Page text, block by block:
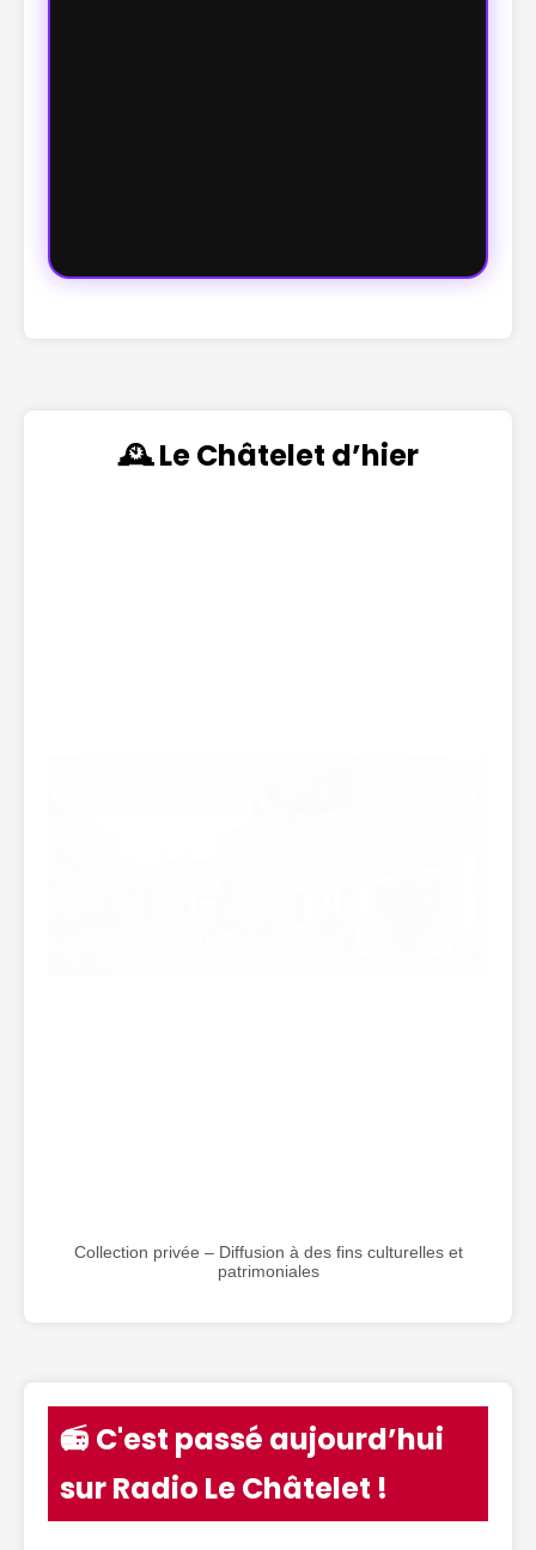
🕰️ Le Châtelet d’hier
Collection privée – Diffusion à des fins culturelles et
patrimoniales
📻 C'est passé aujourd’hui
sur Radio Le Châtelet !